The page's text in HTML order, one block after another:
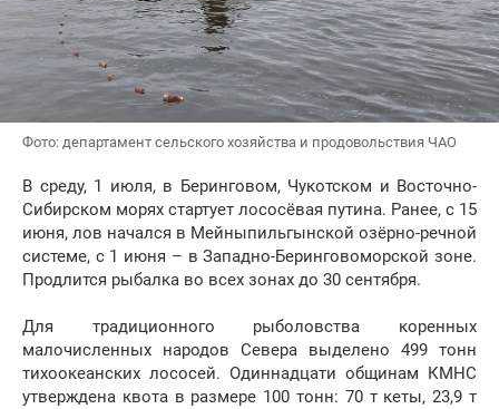
Фото: департамент сельского хозяйства и продовольствия ЧАО
В среду, 1 июля, в Беринговом, Чукотском и Восточно-
Сибирском морях стартует лососёвая путина. Ранее, с 15
июня, лов начался в Мейныпильгынской озёрно-речной
системе, с 1 июня – в Западно-Беринговоморской зоне.
Продлится рыбалка во всех зонах до 30 сентября.
Для традиционного рыболовства коренных
малочисленных народов Севера выделено 499 тонн
тихоокеанских лососей. Одиннадцати общинам КМНС
утверждена квота в размере 100 тонн: 70 т кеты, 23,9 т